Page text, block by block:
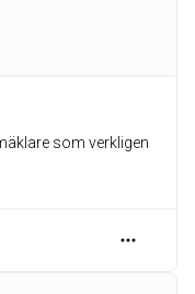
som verkligen